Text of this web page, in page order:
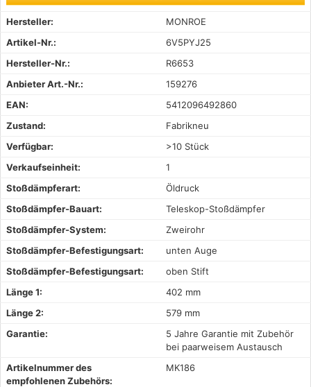
Hersteller:
MONROE
Artikel-Nr.:
6V5PYJ25
Hersteller-Nr.:
R6653
Anbieter Art.-Nr.:
159276
EAN:
5412096492860
Zustand:
Fabrikneu
Verfügbar:
>10 Stück
Verkaufseinheit:
1
Stoßdämpferart:
Öldruck
Stoßdämpfer-Bauart:
Teleskop-Stoßdämpfer
Stoßdämpfer-System:
Zweirohr
Stoßdämpfer-Befestigungsart:
unten Auge
Stoßdämpfer-Befestigungsart:
oben Stift
Länge 1:
402 mm
Länge 2:
579 mm
Garantie:
5 Jahre Garantie mit Zubehör
bei paarweisem Austausch
Artikelnummer des
empfohlenen Zubehörs:
MK186